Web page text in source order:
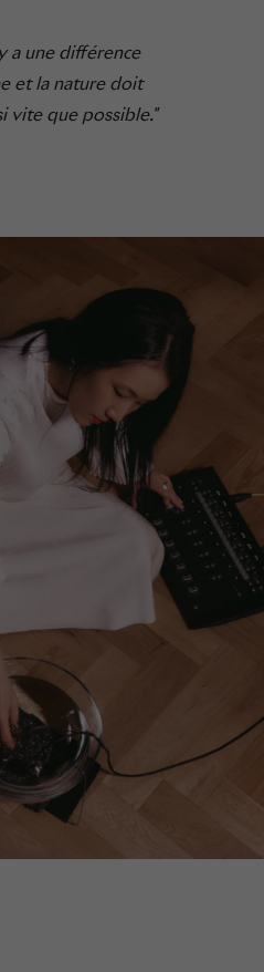
a une différence
et la nature doit
vite que possible."